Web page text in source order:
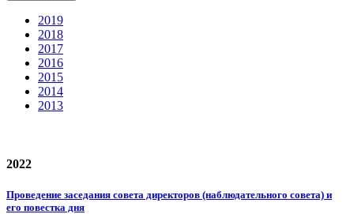
2019
2018
2017
2016
2015
2014
2013
2022
Проведение заседания совета директоров (наблюдательного совета) и
его повестка дня